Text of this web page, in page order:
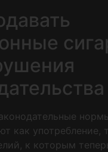
нормы
как употребление,
к которым